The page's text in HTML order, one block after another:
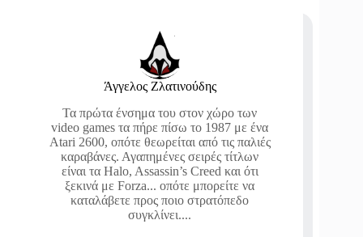
Άγγελος Ζλατινούδης
Τα πρώτα ένσημα του στον χώρο των
video games τα πήρε πίσω το 1987 με ένα
Atari 2600, οπότε θεωρείται από τις παλιές
καραβάνες. Αγαπημένες σειρές τίτλων
είναι τα Halo, Assassin’s Creed και ότι
ξεκινά με Forza... οπότε μπορείτε να
καταλάβετε προς ποιο στρατόπεδο
συγκλίνει....